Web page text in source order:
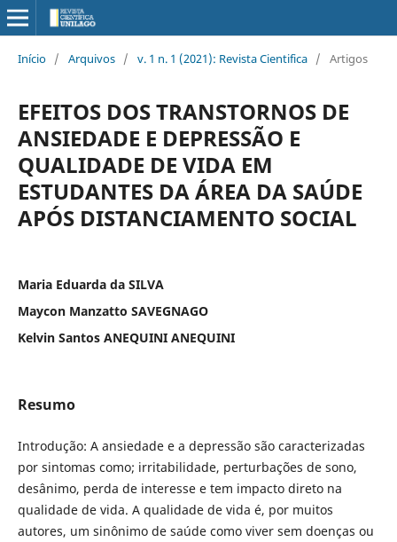
Início / Arquivos / v. 1 n. 1 (2021): Revista Cientifica / Artigos
EFEITOS DOS TRANSTORNOS DE
ANSIEDADE E DEPRESSÃO E
QUALIDADE DE VIDA EM
ESTUDANTES DA ÁREA DA SAÚDE
APÓS DISTANCIAMENTO SOCIAL
Maria Eduarda da SILVA
Maycon Manzatto SAVEGNAGO
Kelvin Santos ANEQUINI ANEQUINI
Resumo
Introdução: A ansiedade e a depressão são caracterizadas
por sintomas como; irritabilidade, perturbações de sono,
desânimo, perda de interesse e tem impacto direto na
qualidade de vida. A qualidade de vida é, por muitos
autores, um sinônimo de saúde como viver sem doenças ou